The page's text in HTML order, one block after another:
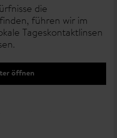
die
führen wir im
Tageskontaktlinsen
öffnen